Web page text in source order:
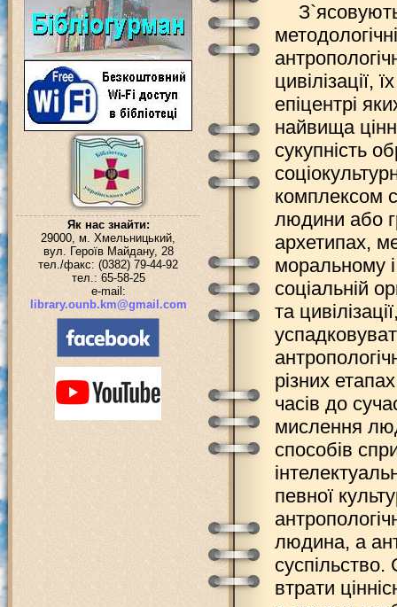
Як нас знайти:
29000, м. Хмельницький,
вул. Героїв Майдану, 28
тел./факс: (0382) 79-44-92
тел.: 65-58-25
e-mail:
library.ounb.km@gmail.com
цивілізації,
епіцентрі
найвища
сукупність
комплексом
людини або
архетипах,
моральному і
соціальній
та
різних
часів до
мислення
способів
певної
людина, а
суспільство.
втрати